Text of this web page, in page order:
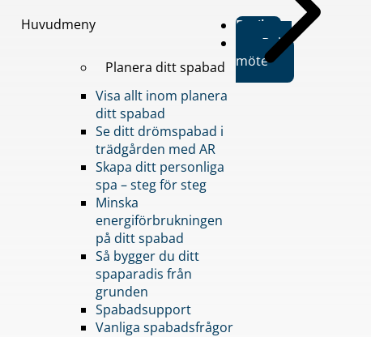
Huvudmeny
Planera ditt spabad
Visa allt inom planera
ditt spabad
Se ditt drömspabad i
trädgården med AR
Skapa ditt personliga
spa – steg för steg
Minska
energiförbrukningen
på ditt spabad
Så bygger du ditt
spaparadis från
grunden
Spabadsupport
Vanliga spabadsfrågor
Butiker
Boka
möte